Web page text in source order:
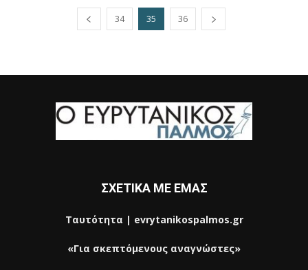
34 35 36
ΣΧΕΤΙΚΑ ΜΕ ΕΜΑΣ
Ταυτότητα | evrytanikospalmos.gr
«Για σκεπτόμενους αναγνώστες»